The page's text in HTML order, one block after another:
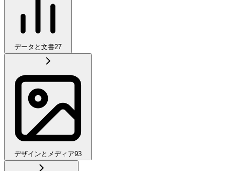
データと文書27
デザインとメディア93